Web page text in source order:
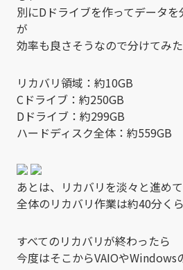
別にDドライブを作ってデータ
が
効率も良さそうなので分けてみた
リカバリ領域：約10GB
Cドライブ：約250GB
Dドライブ：約299GB
ハードディスク全体：約559GB
あとは、リカバリを淡々と進めて
全体のリカバリ作業は約40分く
すべてのリカバリが終わったら
今度はそこからVAIOやWindows